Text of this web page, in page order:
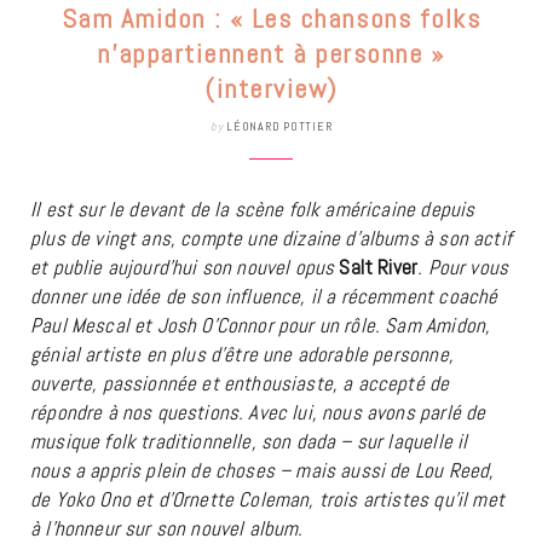
Sam Amidon : « Les chansons folks
n’appartiennent à personne »
(interview)
by LÉONARD POTTIER
Il est sur le devant de la scène folk américaine depuis
plus de vingt ans, compte une dizaine d’albums à son actif
et publie aujourd’hui son nouvel opusSalt River. Pour vous
donner une idée de son influence, il a récemment coaché
Paul Mescal et Josh O’Connor pour un rôle. Sam Amidon,
génial artiste en plus d’être une adorable personne,
ouverte, passionnée et enthousiaste, a accepté de
répondre à nos questions. Avec lui, nous avons parlé de
musique folk traditionnelle, son dada – sur laquelle il
nous a appris plein de choses – mais aussi de Lou Reed,
de Yoko Ono et d’Ornette Coleman, trois artistes qu’il met
à l’honneur sur son nouvel album.